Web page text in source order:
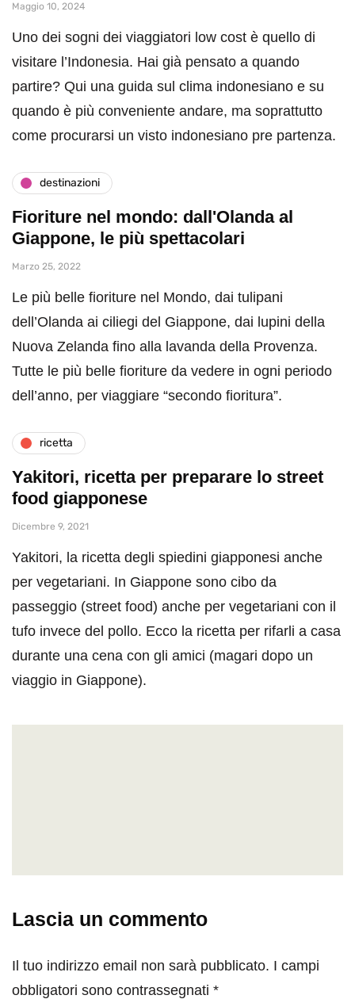
Maggio 10, 2024
Uno dei sogni dei viaggiatori low cost è quello di
visitare l’Indonesia. Hai già pensato a quando
partire? Qui una guida sul clima indonesiano e su
quando è più conveniente andare, ma soprattutto
come procurarsi un visto indonesiano pre partenza.
destinazioni
Fioriture nel mondo: dall'Olanda al
Giappone, le più spettacolari
Marzo 25, 2022
Le più belle fioriture nel Mondo, dai tulipani
dell’Olanda ai ciliegi del Giappone, dai lupini della
Nuova Zelanda fino alla lavanda della Provenza.
Tutte le più belle fioriture da vedere in ogni periodo
dell’anno, per viaggiare “secondo fioritura”.
ricetta
Yakitori, ricetta per preparare lo street
food giapponese
Dicembre 9, 2021
Yakitori, la ricetta degli spiedini giapponesi anche
per vegetariani. In Giappone sono cibo da
passeggio (street food) anche per vegetariani con il
tufo invece del pollo. Ecco la ricetta per rifarli a casa
durante una cena con gli amici (magari dopo un
viaggio in Giappone).
Lascia un commento
Il tuo indirizzo email non sarà pubblicato. I campi
obbligatori sono contrassegnati *